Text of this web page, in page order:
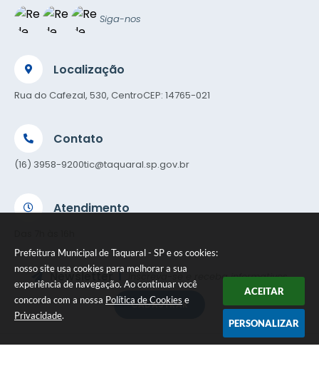
Prefeitura Municipal de Taquaral - SP e os cookies:
nosso site usa cookies para melhorar a sua
experiência de navegação. Ao continuar você
concorda com a nossa Política de Cookies e
Privacidade.
ACEITAR
PERSONALIZAR
Siga-nos
Localização
Rua do Cafezal, 530, CentroCEP: 14765-021
Contato
(16) 3958-9200tic@taquaral.sp.gov.br
Atendimento
Newsletter Inscreva-se e receba informativos
CADASTRAR